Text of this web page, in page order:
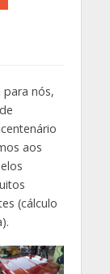
para nós,
aos
(cálculo